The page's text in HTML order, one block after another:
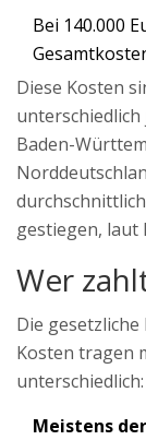
Bei 140.000
Diese Kosten
unterschiedlich
Baden-
gestiegen, laut
Wer
Die
Kosten tragen
unterschiedlich:
Meistens